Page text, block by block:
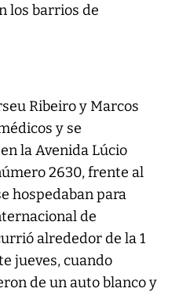
los barrios de
Ribeiro y Marcos
y se
la Avenida Lúcio
2630, frente al
hospedaban para
de
alrededor de la 1
jueves, cuando
de un auto blanco y